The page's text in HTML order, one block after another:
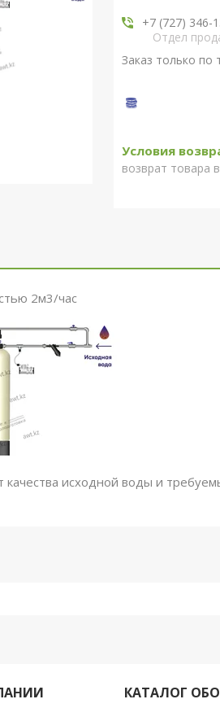
+7 (727) 346-
Отдел
Заказ только по
возврат товара
2м3/час
качества исходной воды и
КАТАЛОГ